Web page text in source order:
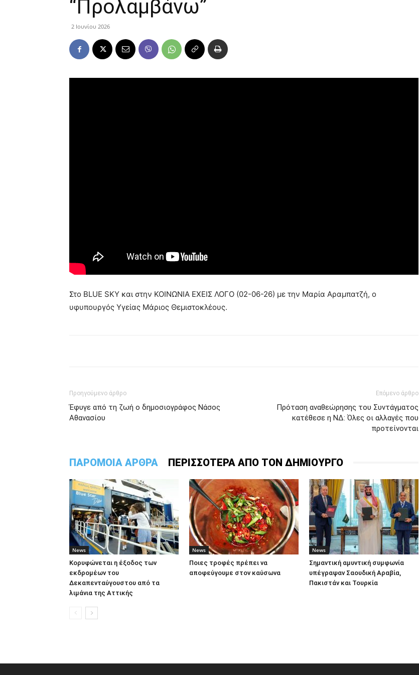
“Προλαμβάνω”
2 Ιουνίου 2026
Στο BLUE SKY και στην ΚΟΙΝΩΝΙΑ ΕΧΕΙΣ ΛΟΓΟ (02-06-26) με την Μαρία Αραμπατζή, ο
υφυπουργός Υγείας Μάριος Θεμιστοκλέους.
Προηγούμενο άρθρο
Έφυγε από τη ζωή ο δημοσιογράφος Νάσος
Αθανασίου
Επόμενο άρθρο
Πρόταση αναθεώρησης του Συντάγματος
κατέθεσε η ΝΔ: Όλες οι αλλαγές που
προτείνονται
ΠΑΡΟΜΟΙΑ ΑΡΘΡΑ ΠΕΡΙΣΣΟΤΕΡΑ ΑΠΟ ΤΟΝ ΔΗΜΙΟΥΡΓΟ
News
Κορυφώνεται η έξοδος των
εκδρομέων του
Δεκαπενταύγουστου από τα
λιμάνια της Αττικής
News
Ποιες τροφές πρέπει να
αποφεύγουμε στον καύσωνα
News
Σημαντική αμυντική συμφωνία
υπέγραψαν Σαουδική Αραβία,
Πακιστάν και Τουρκία